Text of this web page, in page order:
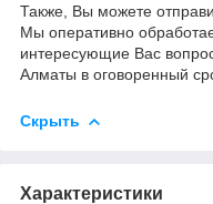
Также, Вы можете
Мы оперативно
интересующие Вас
Алматы в оговоренный
Скрыть
Характеристики